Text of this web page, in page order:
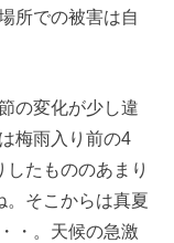
所での被害は自
の変化が少し違
梅雨入り前の4
たもののあまり
。そこからは真夏
・。天候の急激